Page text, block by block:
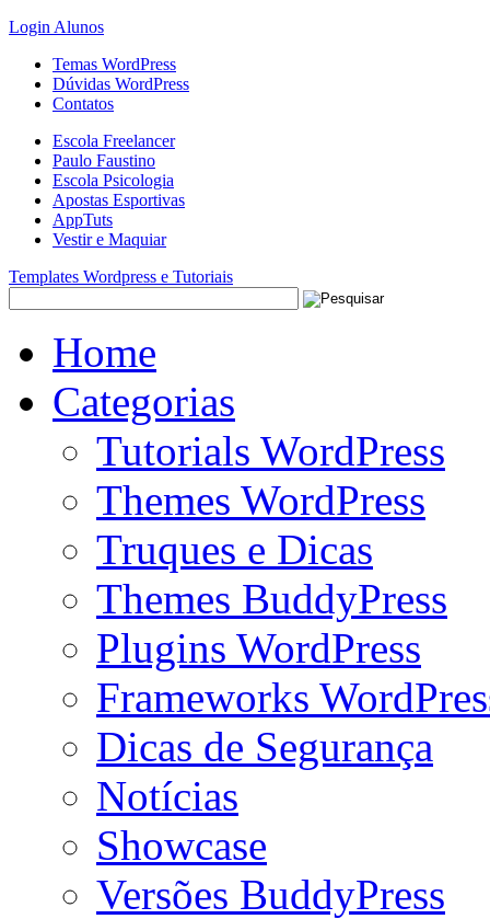
Login Alunos
Temas WordPress
Dúvidas WordPress
Contatos
Escola Freelancer
Paulo Faustino
Escola Psicologia
Apostas Esportivas
AppTuts
Vestir e Maquiar
Templates Wordpress e Tutoriais
Home
Categorias
Tutorials WordPress
Themes WordPress
Truques e Dicas
Themes BuddyPress
Plugins WordPress
Frameworks
Dicas de Segurança
Notícias
Showcase
Versões BuddyPress